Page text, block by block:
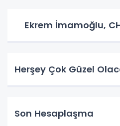
Ekrem İmamoğlu,
Herşey Çok Güzel
Son Hesaplaşma